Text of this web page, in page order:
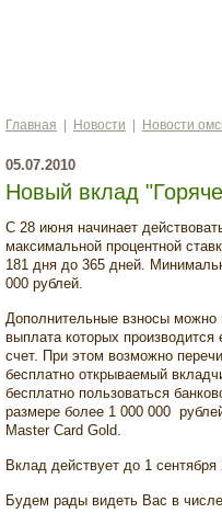
Главная Новости Новости
05.07.2010
Новый вклад
С 28 июня начинает
максимальной процентной
181 дня до 365 дней.
000 рублей.
Дополнительные взносы можно
выплата которых
счет. При этом возможно
бесплатно открываемый
бесплатно пользоваться
размере более 1 000 000
Master Card Gold.
Вклад действует до 1 сентября
Будем рады видеть Вас в